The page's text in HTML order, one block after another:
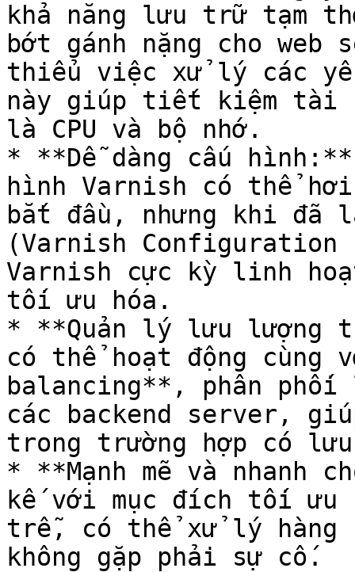
khả năng lưu trữ tạm
bớt gánh nặng cho
thiểu việc xử lý các
này giúp tiết kiệm tài
là CPU và bộ nhớ.
* **Dễ dàng cấu
hình Varnish có thể
bắt đầu, nhưng khi đã
(Varnish Configuration
Varnish cực kỳ linh
tối ưu hóa.
* **Quản lý lưu lượng
có thể hoạt động
balancing**, phân
các backend server,
trong trường hợp có
* **Mạnh mẽ và nhanh
kế với mục đích tối ưu
trễ, có thể xử lý hàng
không gặp phải sự cố.